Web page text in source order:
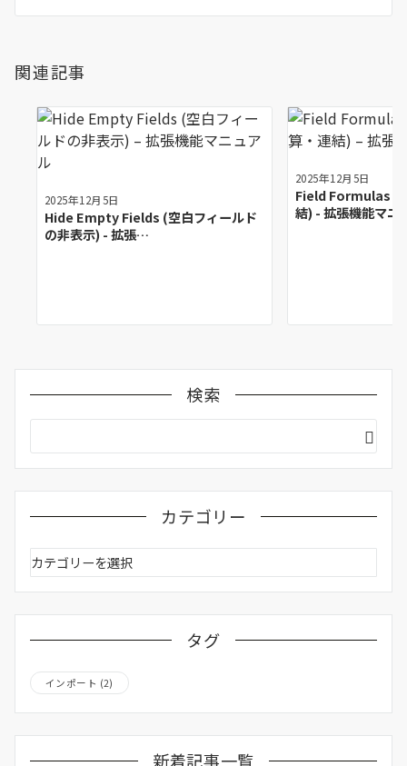
関連記事
2025年12月5日
Hide Empty Fields (空白フィールド
の非表示) - 拡張…
2025年12月5日
Field Formulas (
結) - 拡張機能マ
検索
カテゴリー
カ
テ
ゴ
タグ
インポート (2)
新着記事一覧